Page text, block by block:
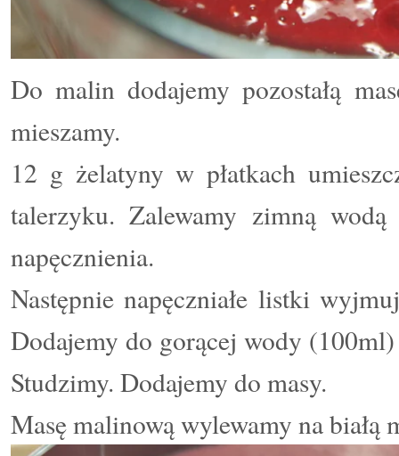
Do malin dodajemy pozostałą
mieszamy.
12 g żelatyny w płatkach
talerzyku. Zalewamy zimną
napęcznienia.
Następnie napęczniałe listki
Dodajemy do gorącej wody
Studzimy. Dodajemy do masy.
Masę malinową wylewamy na białą